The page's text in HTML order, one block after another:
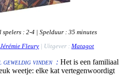
spelers: 2-4 | Spelduur : 35 minutes
Jérémie Fleury | Uitgever : Matagot
geweldig vinden : Het is een familiaal
weetje: elke kat vertegenwoordigt